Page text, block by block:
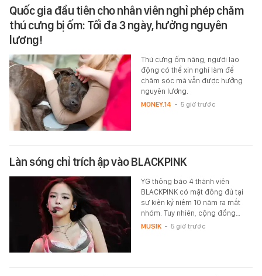
Quốc gia đầu tiên cho nhân viên nghỉ phép chăm
thú cưng bị ốm: Tối đa 3 ngày, hưởng nguyên
lương!
Thú cưng ốm nặng, người lao
động có thể xin nghỉ làm để
chăm sóc mà vẫn được hưởng
nguyên lương.
MONEY.14 - 5 giờ trước
Làn sóng chỉ trích ập vào BLACKPINK
YG thông báo 4 thành viên
BLACKPINK có mặt đông đủ tại
sự kiện kỷ niệm 10 năm ra mắt
nhóm. Tuy nhiên, cộng đồng…
MUSIK - 5 giờ trước